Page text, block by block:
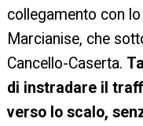
collegamento con
Marcianise, che
Cancello-Caserta.
di instradare il
verso lo scalo,